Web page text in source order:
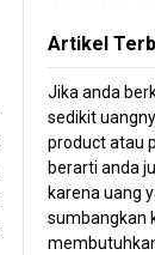
Artikel
Jika anda
sedikit
product atau
berarti anda
karena uang
sumbangkan